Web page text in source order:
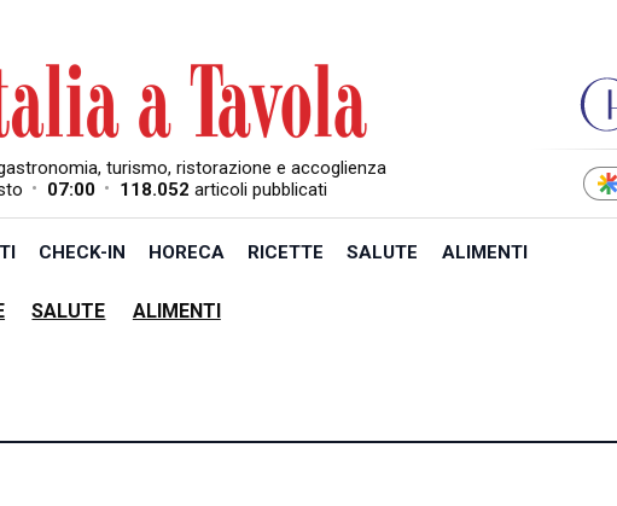
turismo, ristorazione e accoglienza
• 07:00 • 118.052 articoli pubblicati
CHECK-IN HORECA RICETTE SALUTE ALIMENTI
SALUTE ALIMENTI